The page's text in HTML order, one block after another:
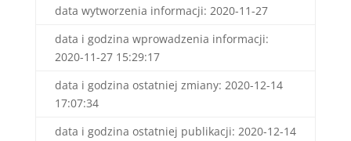
data wytworzenia informacji: 2020-11-27
data i godzina wprowadzenia informacji:
2020-11-27 15:29:17
data i godzina ostatniej zmiany: 2020-12-14
17:07:34
data i godzina ostatniej publikacji: 2020-12-14